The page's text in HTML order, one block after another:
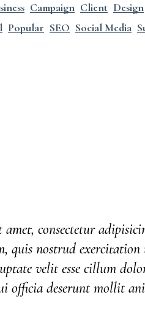
Campaign Client Design
Popular SEO Social Media
consectetur
quis nostrud
velit esse cillum
officia deserunt mollit